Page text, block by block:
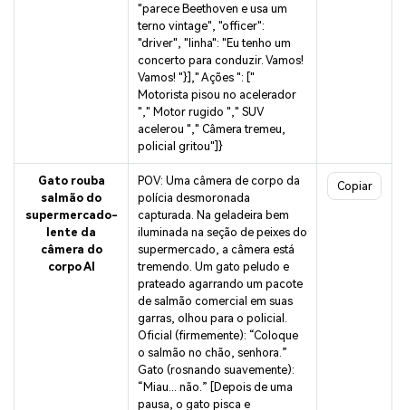
"parece Beethoven e usa um
terno vintage", "officer":
"driver", "linha": "Eu tenho um
concerto para conduzir. Vamos!
Vamos! "}]," Ações ": ["
Motorista pisou no acelerador
"," Motor rugido "," SUV
acelerou "," Câmera tremeu,
policial gritou"]}
Gato rouba
salmão do
supermercado-
lente da
câmera do
corpo AI
POV: Uma câmera de corpo da
polícia desmoronada
capturada. Na geladeira bem
iluminada na seção de peixes do
supermercado, a câmera está
tremendo. Um gato peludo e
prateado agarrando um pacote
de salmão comercial em suas
garras, olhou para o policial.
Oficial (firmemente): “Coloque
o salmão no chão, senhora.”
Gato (rosnando suavemente):
“Miau... não.” [Depois de uma
pausa, o gato pisca e
Copiar